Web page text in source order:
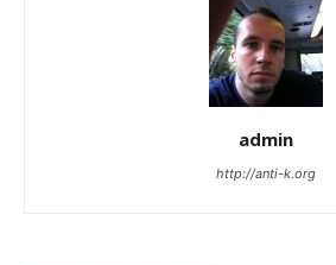
admin
http://anti-k.org